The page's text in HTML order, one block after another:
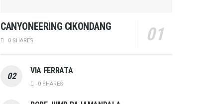
CANYONEERING CIKONDANG
0 SHARES
VIA FERRATA
0 SHARES